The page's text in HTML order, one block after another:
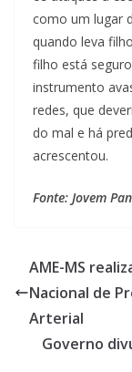
como um lugar
quando leva
filho está
instrumento
redes, que
do mal e há
acrescentou.
Fonte: Jovem Pan
AME-MS
Nacional de
Arterial
Governo